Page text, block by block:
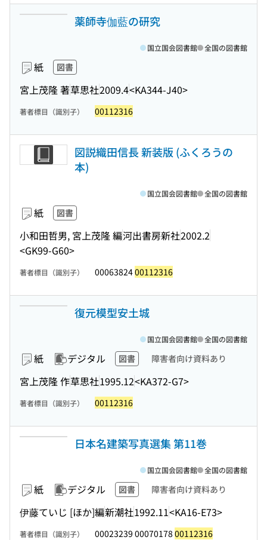
薬師寺伽藍の研究
紙 図書
宮上茂隆 著草思社2009.4<KA344-J40>
国立国会図書館 全国の図書館
著者標目（識別子） 00112316
図説織田信長 新装版 (ふくろうの
本)
紙 図書
小和田哲男, 宮上茂隆 編河出書房新社2002.2
<GK99-G60>
国立国会図書館 全国の図書館
著者標目（識別子） 0006382400112316
復元模型安土城
紙 デジタル 図書 障害者向け資料あり
宮上茂隆 作草思社1995.12<KA372-G7>
国立国会図書館 全国の図書館
著者標目（識別子） 00112316
日本名建築写真選集 第11巻
紙 デジタル 図書 障害者向け資料あり
伊藤ていじ [ほか]編新潮社1992.11<KA16-E73>
国立国会図書館 全国の図書館
著者標目（識別子） 00023239 00070178 00112316